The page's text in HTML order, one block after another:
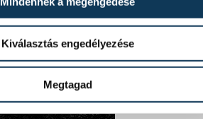
Kiválasztás engedélyezése
Megtagad